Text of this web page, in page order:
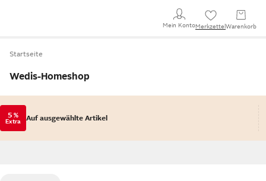
Mein KontoMerkzettel Warenkorb
Startseite
Wedis-Homeshop
5 %
Extra Auf ausgewählte Artikel